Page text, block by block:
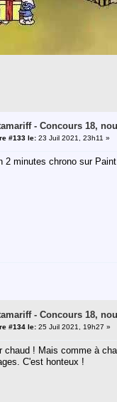
- Concours 18,
#133 le: 23 Juil 2021, 23h11 »
2 minutes chrono sur Paint
- Concours 18,
#134 le: 25 Juil 2021, 19h27 »
chaud ! Mais comme à
C'est honteux !